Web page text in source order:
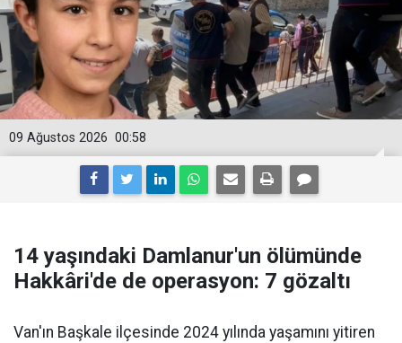
00:58
09 Ağustos 2026
14 yaşındaki Damlanur'un ölümünde
Hakkâri'de de operasyon: 7 gözaltı
Van'ın Başkale ilçesinde 2024 yılında yaşamını yitiren